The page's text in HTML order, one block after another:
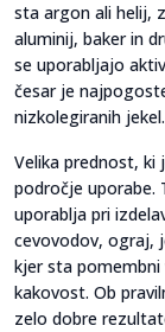
sta argon ali helij,
aluminij, baker in
se uporabljajo
česar je
nizkolegiranih jekel.
Velika prednost, ki
področje uporabe.
uporablja pri
cevovodov, ograj,
kjer sta
kakovost. Ob
zelo dobre